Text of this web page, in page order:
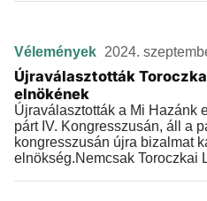
Vélemények 2024.
Újraválasztották
elnökének
Újraválasztották a Mi Hazánk
párt IV. Kongresszusán, áll a
kongresszusán újra bizalmat
elnökség.Nemcsak Toroczkai